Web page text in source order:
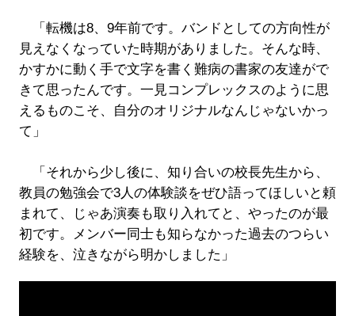
「転機は8、9年前です。バンドとしての方向性が
見えなくなっていた時期がありました。そんな時、
かすかに動く手で文字を書く難病の書家の友達がで
きて思ったんです。一見コンプレックスのように思
えるものこそ、自分のオリジナルなんじゃないかっ
て」
「それから少し後に、知り合いの校長先生から、
教員の勉強会で3人の体験談をぜひ語ってほしいと頼
まれて、じゃあ演奏も取り入れてと、やったのが最
初です。メンバー同士も知らなかった過去のつらい
経験を、泣きながら明かしました」